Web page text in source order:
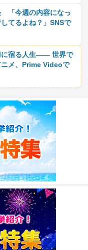
「今週の内容になっ
てるよね？」SNSで
に宿る人生―― 世界で
メ、Prime Videoで